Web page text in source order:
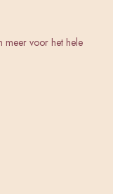
meer voor het hele